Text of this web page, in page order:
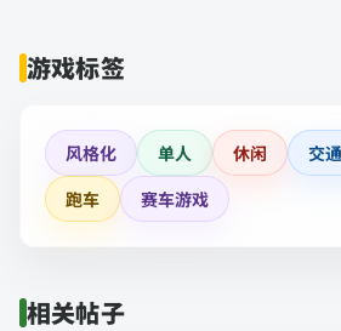
游戏标签
风格化 单人 休闲 交
跑车
赛车游戏
相关帖子